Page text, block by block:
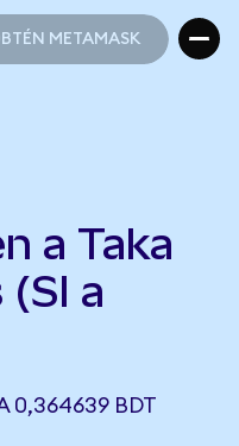
METAMASK
a Taka
a
0,364639 BDT